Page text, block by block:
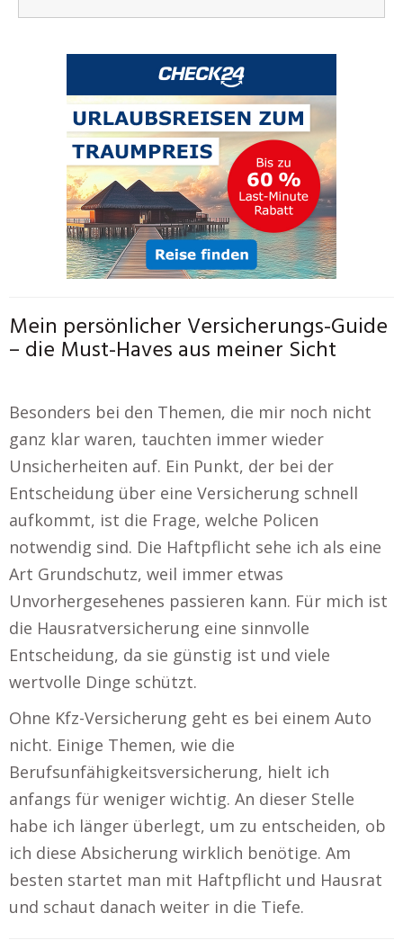
Mein persönlicher Versicherungs-Guide
– die Must-Haves aus meiner Sicht
Besonders bei den Themen, die mir noch nicht
ganz klar waren, tauchten immer wieder
Unsicherheiten auf. Ein Punkt, der bei der
Entscheidung über eine Versicherung schnell
aufkommt, ist die Frage, welche Policen
notwendig sind. Die Haftpflicht sehe ich als eine
Art Grundschutz, weil immer etwas
Unvorhergesehenes passieren kann. Für mich ist
die Hausratversicherung eine sinnvolle
Entscheidung, da sie günstig ist und viele
wertvolle Dinge schützt.
Ohne Kfz-Versicherung geht es bei einem Auto
nicht. Einige Themen, wie die
Berufsunfähigkeitsversicherung, hielt ich
anfangs für weniger wichtig. An dieser Stelle
habe ich länger überlegt, um zu entscheiden, ob
ich diese Absicherung wirklich benötige. Am
besten startet man mit Haftpflicht und Hausrat
und schaut danach weiter in die Tiefe.